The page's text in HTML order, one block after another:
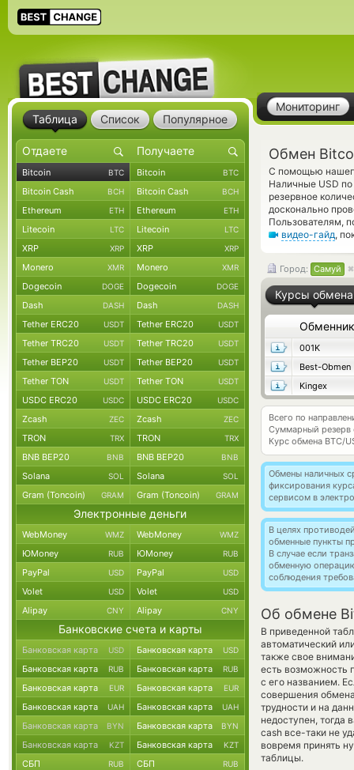
Мониторинг
Обмен
С помощью
Наличные USD
резервное
досконально
Пользователям,
видео-гайд,
Город: Самуй
Курсы обмена
Обменник
001K
Best-Obmen
Kingex
Всего по
Суммарный резерв
Курс обмена BTC/
Обмены наличных
фиксирования
сервисом в
В целях
обменные пункты
В случае если
обменную
соблюдения
Об обмене
В приведенной
автоматический
также свое
есть возможность
с его названием.
совершения
трудности и на
недоступен,
cash все-таки не
вовремя принять
таблицы.
Таблица Список Популярное
Bitcoin BTC Bitcoin BTC
Bitcoin Cash BCH Bitcoin Cash BCH
Ethereum ETH Ethereum ETH
Litecoin LTC Litecoin LTC
XRP XRP XRP XRP
Monero XMR Monero XMR
Dogecoin DOGE Dogecoin DOGE
Dash DASH Dash DASH
Tether ERC20 USDT Tether ERC20 USDT
Tether TRC20 USDT Tether TRC20 USDT
Tether BEP20 USDT Tether BEP20 USDT
Tether TON USDT Tether TON USDT
USDC ERC20 USDC USDC ERC20 USDC
Zcash ZEC Zcash ZEC
TRON TRX TRON TRX
BNB BEP20 BNB BNB BEP20 BNB
Solana SOL Solana SOL
Gram (Toncoin) GRAM Gram (Toncoin) GRAM
Электронные деньги
WebMoney WMZ WebMoney WMZ
ЮMoney RUB ЮMoney RUB
PayPal USD PayPal USD
Volet USD Volet USD
Alipay CNY Alipay CNY
Банковские счета и карты
Банковская карта USD Банковская карта USD
Банковская карта RUB Банковская карта RUB
Банковская карта EUR Банковская карта EUR
Банковская карта UAH Банковская карта UAH
Банковская карта BYN Банковская карта BYN
Банковская карта KZT Банковская карта KZT
СБП RUB СБП RUB